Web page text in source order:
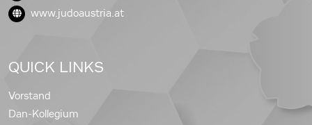
www.judoaustria.at
QUICK LINKS
Vorstand
Dan-Kollegium